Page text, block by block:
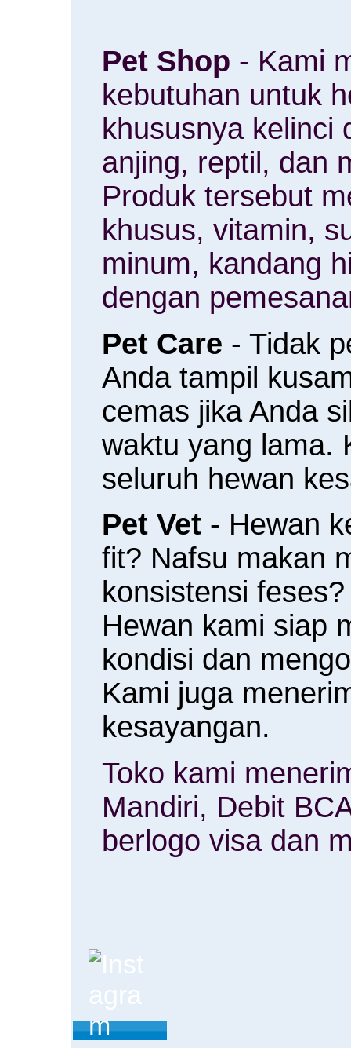
Pet Shop - Kami
kebutuhan untuk
khususnya kelinci
anjing, reptil, dan
Produk tersebut
khusus, vitamin,
minum, kandang
dengan
Pet Care - Tidak
Anda tampil
cemas jika Anda
waktu yang lama.
seluruh hewan
Pet Vet - Hewan
fit? Nafsu makan
konsistensi
Hewan kami siap
kondisi dan
Kami juga
kesayangan.
Toko kami
Mandiri, Debit
berlogo visa dan